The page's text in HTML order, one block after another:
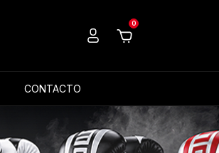
0
CONTACTO